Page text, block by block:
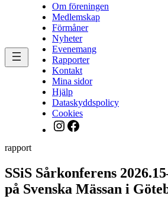
Om föreningen
Medlemskap
Förmåner
Nyheter
Evenemang
Rapporter
Kontakt
Mina sidor
Hjälp
Dataskyddspolicy
Cookies
Instagram
Facebook
rapport
SSiS Sårkonferens
på Svenska Mässan i